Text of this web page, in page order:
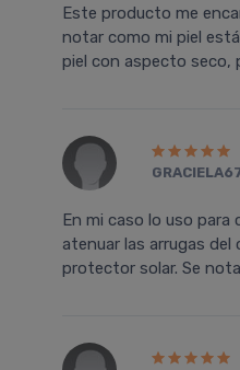
Este producto me
notar como mi piel
piel con aspecto seco,
En mi caso lo uso
atenuar las arrugas
protector solar. Se